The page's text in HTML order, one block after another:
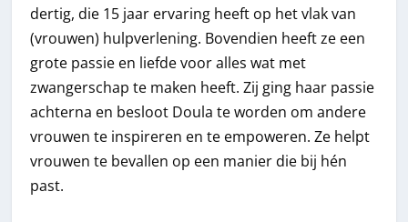
dertig, die 15 jaar ervaring heeft op het vlak van
(vrouwen) hulpverlening. Bovendien heeft ze een
grote passie en liefde voor alles wat met
zwangerschap te maken heeft. Zij ging haar passie
achterna en besloot Doula te worden om andere
vrouwen te inspireren en te empoweren. Ze helpt
vrouwen te bevallen op een manier die bij hén
past.